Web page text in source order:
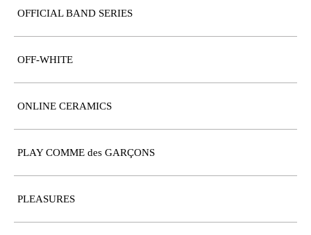
OFFICIAL BAND SERIES
OFF-WHITE
ONLINE CERAMICS
PLAY COMME des GARÇONS
PLEASURES